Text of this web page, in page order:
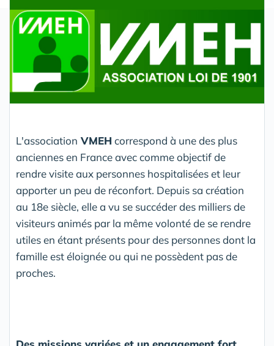
L'association VMEH correspond à une des plus
anciennes en France avec comme objectif de
rendre visite aux personnes hospitalisées et leur
apporter un peu de réconfort. Depuis sa création
au 18e siècle, elle a vu se succéder des milliers de
visiteurs animés par la même volonté de se rendre
utiles en étant présents pour des personnes dont la
famille est éloignée ou qui ne possèdent pas de
proches.